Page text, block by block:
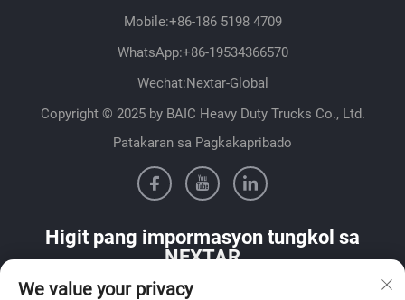
Mobile:+86-186 5198 4709
WhatsApp:+86-19534366570
Wechat:Nextar-Global
Copyright © 2025 by BAIC Heavy Duty Trucks Co., Ltd.
Patakaran sa Pagkakapribado
Higit pang impormasyon tungkol sa
NEXTAR
Makipag-ugnayan sa aming sales team sa iyong bansa
We value your privacy